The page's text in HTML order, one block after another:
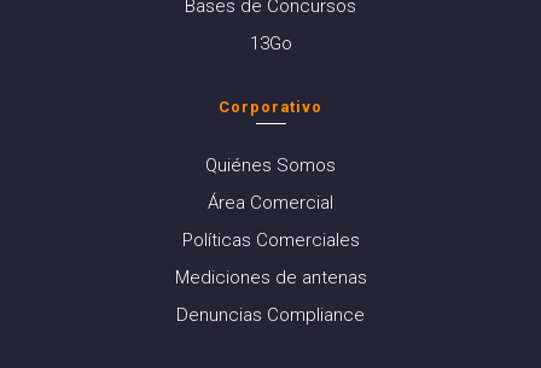
Bases de Concursos
13Go
Corporativo
Quiénes Somos
Área Comercial
Políticas Comerciales
Mediciones de antenas
Denuncias Compliance